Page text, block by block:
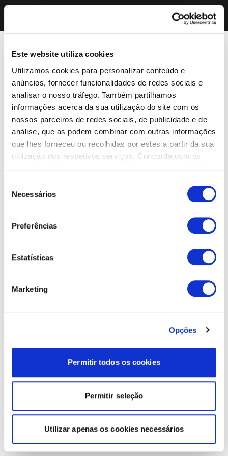
Este website utiliza cookies
Utilizamos cookies para personalizar conteúdo e
anúncios, fornecer funcionalidades de redes sociais e
analisar o nosso tráfego. Também partilhamos
informações acerca da sua utilização do site com os
nossos parceiros de redes sociais, de publicidade e de
análise, que as podem combinar com outras informações
que lhes forneceu ou recolhidas por estes a partir da sua
utilização dos respetivos serviços. Concorda com os
Necessários
Preferências
Estatísticas
Marketing
Opções
Permitir todos os cookies
Permitir seleção
Utilizar apenas os cookies necessários